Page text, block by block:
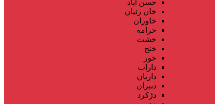
حسن آباد
خان زنیان
خاوران
خرامه
خشت
خنج
خور
داراب
داریان
دبیران
دژکرد